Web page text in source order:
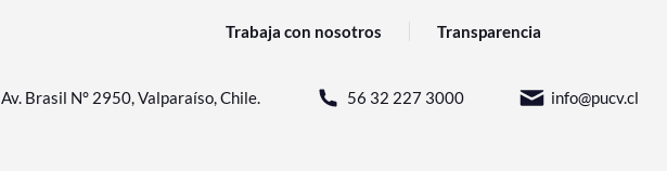
Trabaja con nosotros Transparencia
Av. Brasil N° 2950, Valparaíso, Chile. 56 32 227 3000 info@pucv.cl